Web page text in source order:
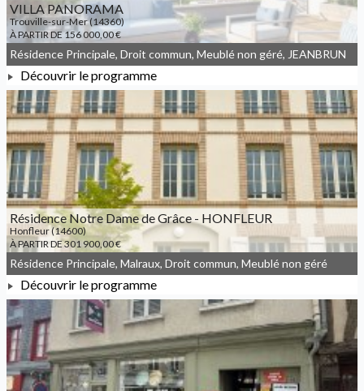
VILLA PANORAMA
Trouville-sur-Mer (14360)
À PARTIR DE 156 000,00 €
À PARTIR DE 156 000,00 €
Résidence Principale, Droit commun, Meublé non géré, JEANBRUN
Découvrir le programme
Résidence Notre Dame de Grâce - HONFLEUR
Honfleur (14600)
À PARTIR DE 301 900,00 €
À PARTIR DE 301 900,00 €
Résidence Principale, Malraux, Droit commun, Meublé non géré
Découvrir le programme